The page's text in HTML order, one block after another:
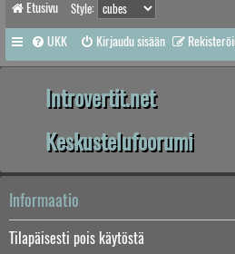
Etusivu Style:
UKK Kirjaudu sisään
Introvertit.net
Keskustelufoorumi
Informaatio
Tilapäisesti pois käytöstä